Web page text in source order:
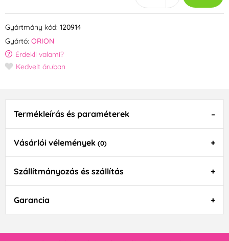
Gyártmány kód: 120914
Gyártó: ORION
Érdekli valami?
Kedvelt áruban
Termékleírás és paraméterek
Vásárlói vélemények (0)
Szállítmányozás és szállítás
Garancia